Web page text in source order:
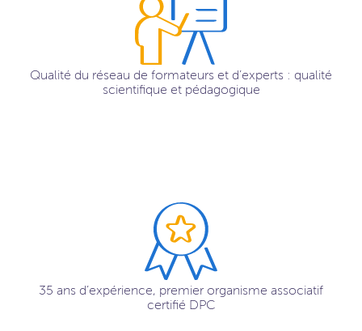
Qualité du réseau de formateurs et d’experts : qualité
scientifique et pédagogique
35 ans d’expérience, premier organisme associatif
certifié DPC